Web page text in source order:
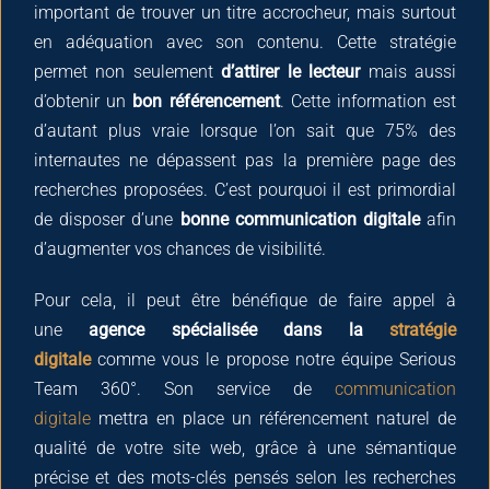
important de trouver un titre accrocheur, mais surtout
en adéquation avec son contenu. Cette stratégie
permet non seulementd’attirer le lecteurmais aussi
d’obtenir un bon référencement. Cette information est
d’autant plus vraie lorsque l’on sait que 75% des
internautes ne dépassent pas la première page des
recherches proposées. C’est pourquoi il est primordial
de disposer d’une bonne communication digitaleafin
d’augmenter vos chances de visibilité.
Pour cela, il peut être bénéfique de faire appel à
uneagence spécialisée dans lastratégie
digitalecomme vous le propose notre équipe Serious
Team 360°. Son service decommunication
digitalemettra en place un référencement naturel de
qualité de votre site web, grâce à une sémantique
précise et des mots-clés pensés selon les recherches